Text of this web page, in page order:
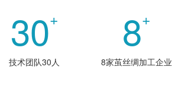
30+
技术团队30人
8+
8家茧丝绸加工企业